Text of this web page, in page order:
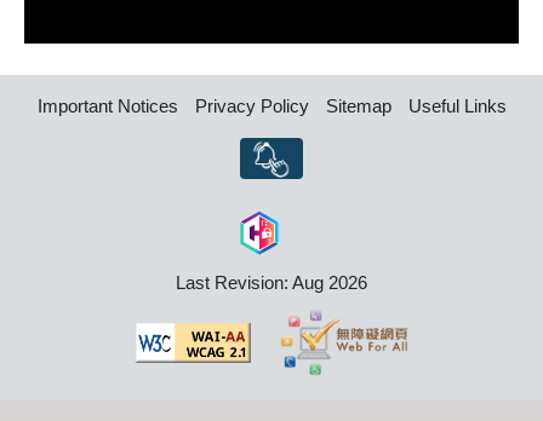
Important Notices Privacy Policy Sitemap Useful Links
Last Revision: Aug 2026